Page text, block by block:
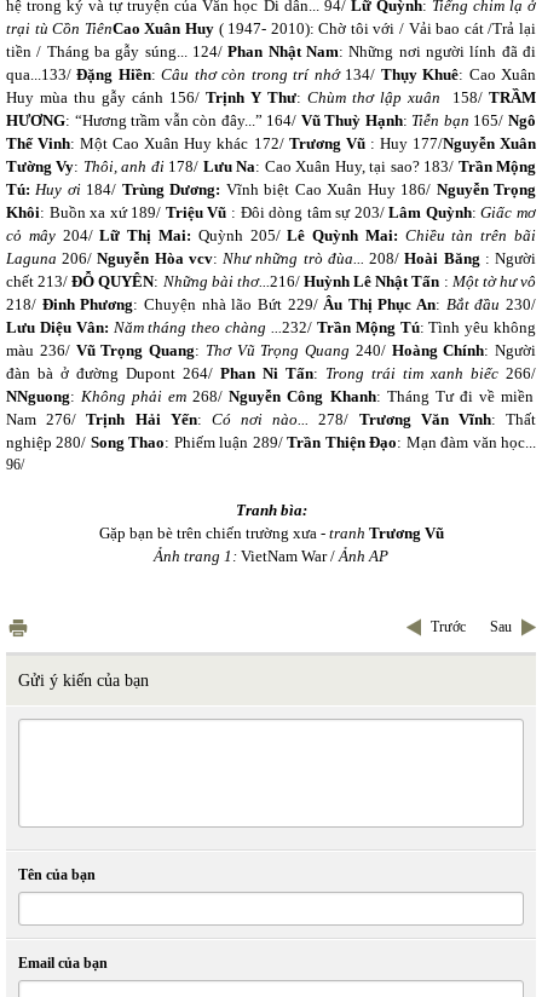
hệ trong ký và tự truyện của Văn học Di dân... 94/Lữ Quỳnh: Tiếng chim lạ ở
trại tù Cồn TiênCao Xuân Huy( 1947- 2010): Chờ tôi với / Vải bao cát /Trả lại
tiền / Tháng ba gẫy súng... 124/ Phan Nhật Nam: Những nơi người lính đã đi
qua...133/Đặng Hiền:Câu thơ còn trong trí nhớ134/ Thụy Khuê: Cao Xuân
Huy mùa thu gẫy cánh 156/ Trịnh Y Thư: Chùm thơ lập xuân 158/ TRẦM
HƯƠNG: “Hương trầm vẫn còn đây...” 164/ Vũ Thuỳ Hạnh: Tiễn bạn 165/ Ngô
Thế Vinh: Một Cao Xuân Huy khác 172/ Trương Vũ: Huy 177/Nguyễn Xuân
Tường Vy: Thôi, anh đi 178/ Lưu Na: Cao Xuân Huy, tại sao? 183/ Trần Mộng
Tú:Huy ơi 184/ Trùng Dương: Vĩnh biệt Cao Xuân Huy 186/ Nguyễn Trọng
Khôi: Buồn xa xứ 189/ Triệu Vũ : Đôi dòng tâm sự 203/Lâm Quỳnh:Giấc mơ
cỏ mây204/Lữ Thị Mai: Quỳnh 205/Lê Quỳnh Mai: Chiều tàn trên bãi
Laguna 206/Nguyễn Hòa vcv:Như những trò đùa...208/Hoài Băng : Người
chết 213/ ĐỖ QUYÊN: Những bài thơ...216/ Huỳnh Lê Nhật Tấn : Một tờ hư vô
218/ Đinh Phương: Chuyện nhà lão Bứt 229/Âu Thị Phục An: Bắt đầu230/
Lưu Diệu Vân: Năm tháng theo chàng ...232/ Trần Mộng Tú: Tình yêu không
màu 236/Vũ Trọng Quang: Thơ Vũ Trọng Quang 240/ Hoàng Chính: Người
đàn bà ở đường Dupont 264/ Phan Ni Tấn: Trong trái tim xanh biếc 266/
NNguong:Không phải em268/Nguyễn Công Khanh: Tháng Tư đi về miền
Nam 276/Trịnh Hải Yến: Có nơi nào... 278/ Trương Văn Vĩnh: Thất
nghiệp 280/ Song Thao: Phiếm luận 289/Trần Thiện Đạo: Mạn đàm văn học...
96/
Tranh bìa:
Gặp bạn bè trên chiến trường xưa - tranh Trương Vũ
Ảnh trang 1: VietNam War /Ảnh AP
Trước Sau
Gửi ý kiến của bạn
Tên của bạn
Email của bạn